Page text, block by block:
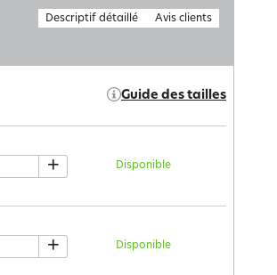
Descriptif détaillé Avis clients
Guide des tailles
Disponible
+
Disponible
+